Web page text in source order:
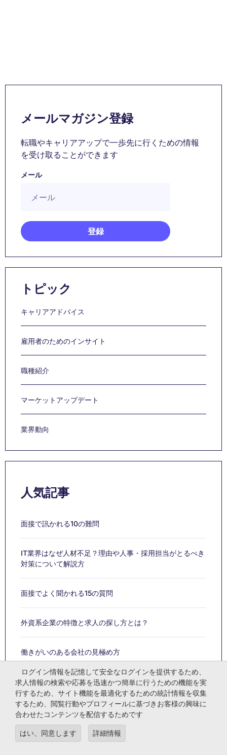
メールマガジン登録
転職やキャリアアップで一歩先に行くための情報
を受け取ることができます
メール
トピック
キャリアアドバイス
雇用者のためのインサイト
職種紹介
マーケットアップデート
業界動向
人気記事
面接で訊かれる10の難問
IT業界はなぜ人材不足？理由や人事・採用担当がとるべき
対策について解説方
面接でよく聞かれる15の質問
外資系企業の特徴と求人の探し方とは？
働きがいのある会社の見極め方
語学力を活かしたい！英語以外も解説
昇格試験の目的と対策方法
環境問題に関連した仕事12選
ログイン情報を記憶して安全なログインを提供するため、
求人情報の検索や応募を迅速かつ簡単に行うための機能を実
行するため、サイト機能を最適化するための統計情報を収集
するため、閲覧行動やプロフィールに基づきお客様の興味に
合わせたコンテンツを配信するためです
はい、同意します 詳細情報